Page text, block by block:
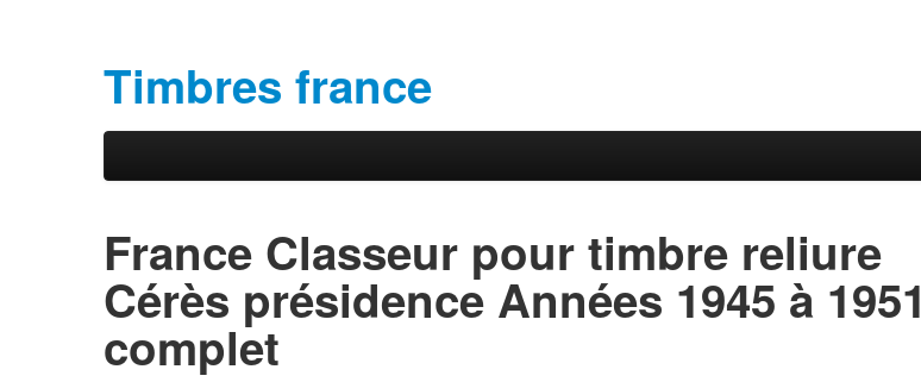
Timbres france
Menu principal
France Classeur pour timbre reliure
Cérès présidence Années 1945 à 1951
complet